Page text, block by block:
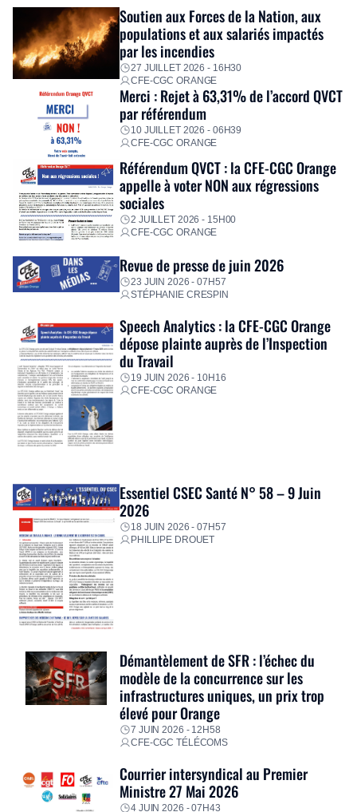
Fidèle à sa mission d’utilité sociale, le Groupe mobilise
immédiatement ses équipes afin de proposer un diagnostic
personnalisé, des aides financières pour faire face aux
premières dépenses, […]
Soutien aux Forces de la Nation, aux
populations et aux salariés impactés
par les incendies
27 JUILLET 2026 - 16H30
CFE-CGC ORANGE
Merci : Rejet à 63,31% de l’accord QVCT
par référendum
10 JUILLET 2026 - 06H39
CFE-CGC ORANGE
Référendum QVCT : la CFE-CGC Orange
appelle à voter NON aux régressions
sociales
2 JUILLET 2026 - 15H00
CFE-CGC ORANGE
Revue de presse de juin 2026
23 JUIN 2026 - 07H57
STÉPHANIE CRESPIN
Speech Analytics : la CFE-CGC Orange
dépose plainte auprès de l’Inspection
du Travail
19 JUIN 2026 - 10H16
CFE-CGC ORANGE
Essentiel CSEC Santé N° 58 – 9 Juin
2026
18 JUIN 2026 - 07H57
PHILLIPE DROUET
Démantèlement de SFR : l’échec du
modèle de la concurrence sur les
infrastructures uniques, un prix trop
élevé pour Orange
7 JUIN 2026 - 12H58
CFE-CGC TÉLÉCOMS
Courrier intersyndical au Premier
Ministre 27 Mai 2026
4 JUIN 2026 - 07H43